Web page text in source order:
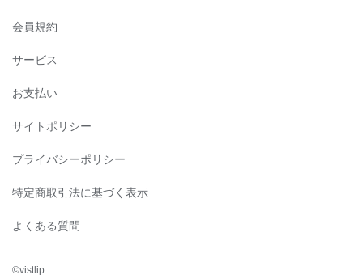
会員規約
サービス
お支払い
サイトポリシー
プライバシーポリシー
特定商取引法に基づく表示
よくある質問
©︎vistlip